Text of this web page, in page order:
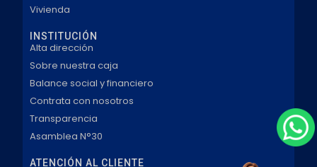
Vivienda
INSTITUCIÓN
Alta dirección
Sobre nuestra caja
Balance social y financiero
Contrata con nosotros
Transparencia
Asamblea N°30
ATENCIÓN AL CLIENTE